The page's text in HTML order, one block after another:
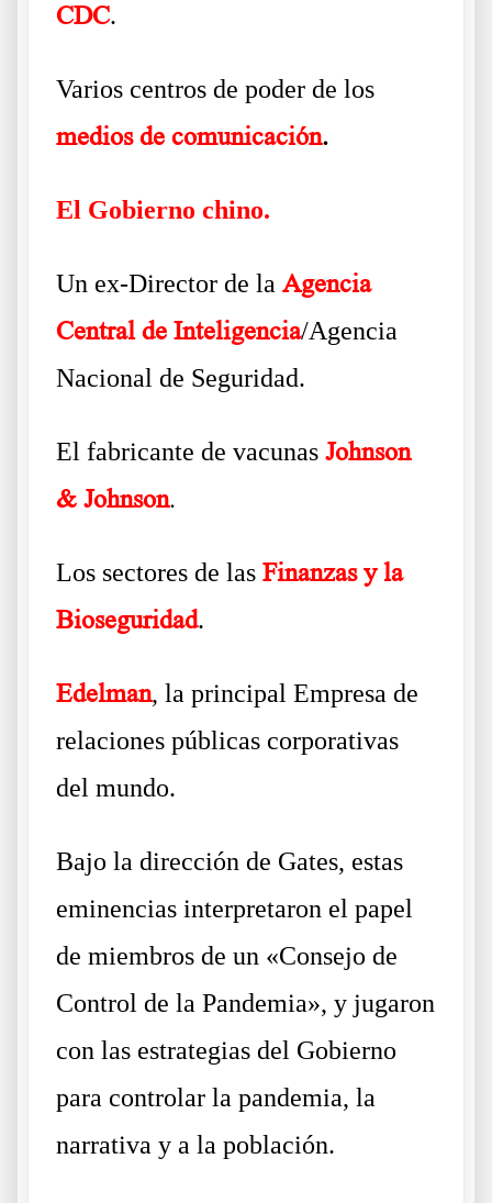
CDC.
Varios centros de poder de los
medios de comunicación.
El Gobierno chino.
Un ex-Director de la Agencia
Central de Inteligencia/Agencia
Nacional de Seguridad.
El fabricante de vacunas Johnson
& Johnson.
Los sectores de las Finanzas y la
Bioseguridad.
Edelman, la principal Empresa de
relaciones públicas corporativas
del mundo.
Bajo la dirección de Gates, estas
eminencias interpretaron el papel
de miembros de un «Consejo de
Control de la Pandemia», y jugaron
con las estrategias del Gobierno
para controlar la pandemia, la
narrativa y a la población.